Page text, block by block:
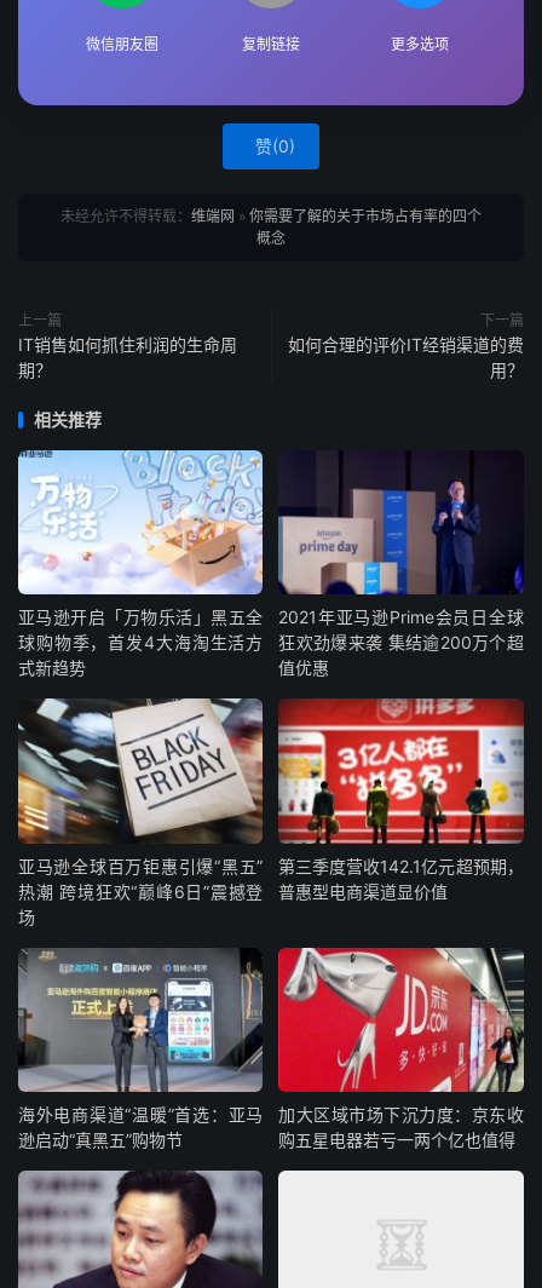
微信朋友圈 复制链接 更多选项
赞(0)
未经允许不得转载： 维端网 » 你需要了解的关于市场占有率的四个
概念
上一篇
IT销售如何抓住利润的生命周
期？
下一篇
如何合理的评价IT经销渠道的费
用？
相关推荐
亚马逊开启「万物乐活」黑五全
球购物季，首发4大海淘生活方
式新趋势
2021年亚马逊Prime会员日全球
狂欢劲爆来袭 集结逾200万个超
值优惠
亚马逊全球百万钜惠引爆“黑五”
热潮 跨境狂欢“巅峰6日”震撼登
场
第三季度营收142.1亿元超预期，
普惠型电商渠道显价值
海外电商渠道“温暖”首选：亚马
逊启动“真黑五”购物节
加大区域市场下沉力度：京东收
购五星电器若亏一两个亿也值得